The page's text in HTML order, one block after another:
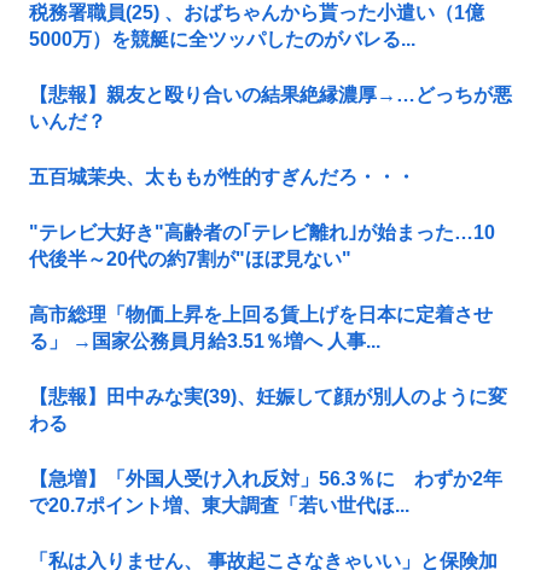
税務署職員(25) 、おばちゃんから貰った小遣い（1億
5000万）を競艇に全ツッパしたのがバレる...
【悲報】親友と殴り合いの結果絶縁濃厚→…どっちが悪
いんだ？
五百城茉央、太ももが性的すぎんだろ・・・
"テレビ大好き"高齢者の｢テレビ離れ｣が始まった…10
代後半～20代の約7割が"ほぼ見ない"
高市総理「物価上昇を上回る賃上げを日本に定着させ
る」 →国家公務員月給3.51％増へ 人事...
【悲報】田中みな実(39)、妊娠して顔が別人のように変
わる
【急増】「外国人受け入れ反対」56.3％に わずか2年
で20.7ポイント増、東大調査「若い世代ほ...
「私は入りません、 事故起こさなきゃいい」と保険加